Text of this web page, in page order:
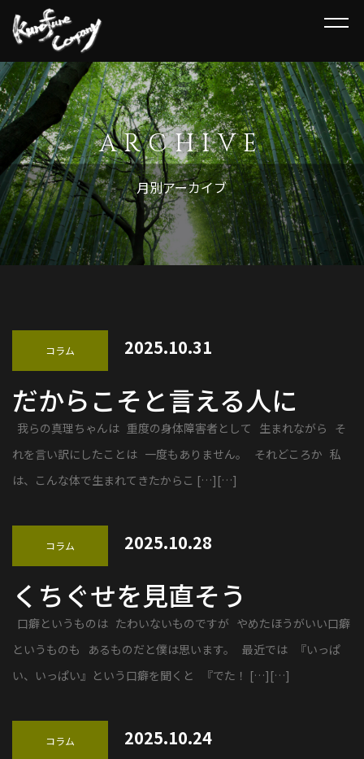
HOME
講演について
講演会情報
その他
お客様の声
ARCHIVE
月別アーカイブ
コラム 2025.10.31
だからこそと言える人に
我らの真理ちゃんは 重度の身体障害者として 生まれながら そ
れを言い訳にしたことは 一度もありません。 それどころか 私
は、こんな体で生まれてきたからこ […][…]
コラム 2025.10.28
くちぐせを見直そう
口癖というものは たわいないものですが やめたほうがいい口癖
というものも あるものだと僕は思います。 最近では 『いっぱ
い、いっぱい』という口癖を聞くと 『でた！ […][…]
コラム 2025.10.24